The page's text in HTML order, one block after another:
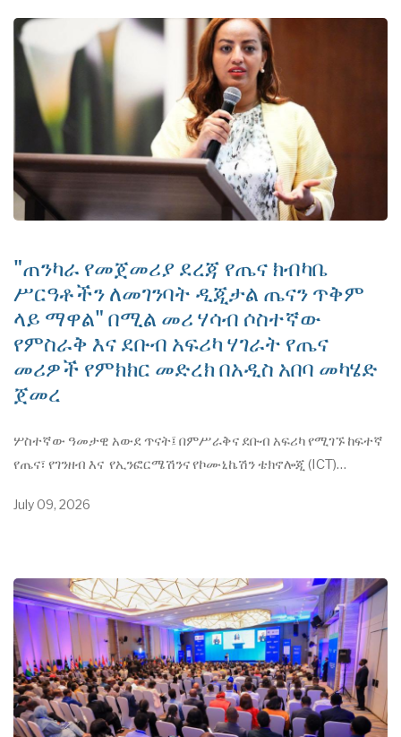
"ጠንካራ የመጀመሪያ ደረጃ የጤና ክብካቤ
ሥርዓቶችን ለመገንባት ዲጂታል ጤናን ጥቅም
ላይ ማዋል" በሚል መሪ ሃሳብ ሶስተኛው
የምስራቅ እና ደቡብ አፍሪካ ሃገራት የጤና
መሪዎች የምክክር መድረክ በአዲስ አበባ መካሄድ
ጀመረ
ሦስተኛው ዓመታዊ አውደ ጥናት፤ በምሥራቅና ደቡብ አፍሪካ የሚገኙ ከፍተኛ
የጤና፣ የገንዘብ እና የኢንፎርሜሽንና የኮሙኒኬሽን ቴክኖሎጂ (ICT)…
July 09, 2026